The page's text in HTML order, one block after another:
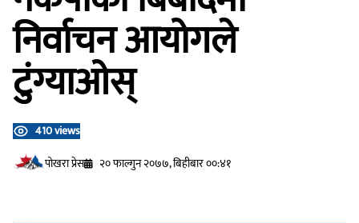
निर्वाचन आयोगले
टुंग्याओस्
410 views
प‍ोखरा प्रेस
२० फाल्गुन २०७७, बिहीबार ००:४१